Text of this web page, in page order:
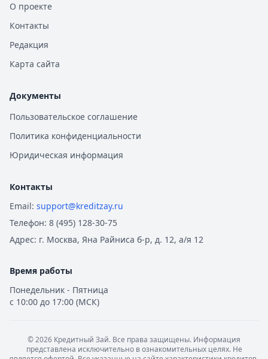
О проекте
Контакты
Редакция
Карта сайта
Документы
Пользовательское соглашение
Политика конфиденциальности
Юридическая информация
Контакты
Email: support@kreditzay.ru
Телефон: 8 (495) 128-30-75
Адрес: г. Москва, Яна Райниса б-р, д. 12, а/я 12
Время работы
Понедельник - Пятница
с 10:00 до 17:00 (МСК)
©2026 Кредитный Зай. Все права защищены. Информация
представлена исключительно в ознакомительных целях. Не